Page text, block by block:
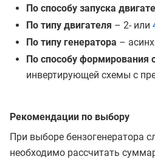
По способу запуска
По типу двигателя – 2- или
По типу генератора –
По способу формирования
инвертирующей схемы с
Рекомендации по выбору
При выборе бензогенератора
необходимо рассчитать